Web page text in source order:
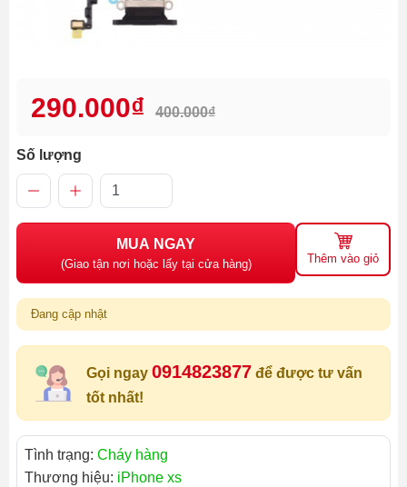
290.000₫ 400.000₫
Số lượng
MUA NGAY
(Giao tận nơi hoặc lấy tại cửa hàng) Thêm vào giỏ
Đang cập nhật
Gọi ngay 0914823877 để được tư vấn
tốt nhất!
Tình trạng: Cháy hàng
Thương hiệu: iPhone xs